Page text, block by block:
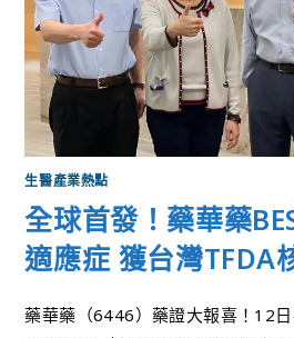
生醫產業熱點
全球首發！藥華藥
適應症 獲台灣TFDA
藥華藥（6446）藥證大報喜！12